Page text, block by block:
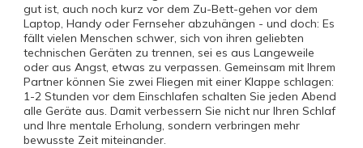
gut ist, auch noch kurz vor dem Zu-Bett-gehen vor dem
Laptop, Handy oder Fernseher abzuhängen - und doch: Es
fällt vielen Menschen schwer, sich von ihren geliebten
technischen Geräten zu trennen, sei es aus Langeweile
oder aus Angst, etwas zu verpassen. Gemeinsam mit Ihrem
Partner können Sie zwei Fliegen mit einer Klappe schlagen:
1-2 Stunden vor dem Einschlafen schalten Sie jeden Abend
alle Geräte aus. Damit verbessern Sie nicht nur Ihren Schlaf
und Ihre mentale Erholung, sondern verbringen mehr
bewusste Zeit miteinander.